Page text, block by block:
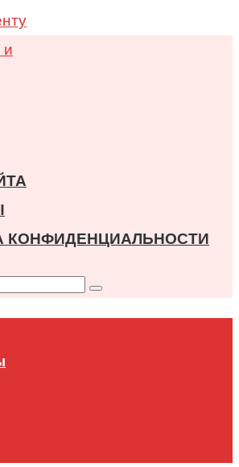
КОНФИДЕНЦИАЛЬНОСТИ